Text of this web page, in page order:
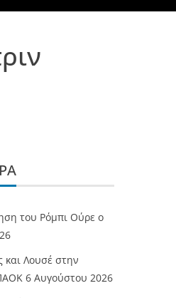
του Ρόμπι Ούρε ο
και Λουσέ στην
6 Αυγούστου 2026